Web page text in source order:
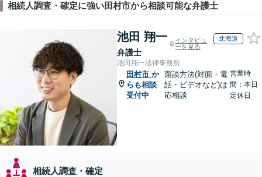
相続人調査・確定に強い田村市から相談可能な弁護士
池田 翔一
弁護士
インタビュ
ーを見る
北海道
池田翔一法律事務所
田村市 か
らも相談
受付中
面談方法(対面・電
話・ビデオなど)は
応相談
営業時
間：本日
定休日
相続人調査・確定